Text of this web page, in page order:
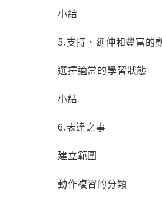
小結
5.支持、延伸和豐富的
選擇適當的學習狀態
小結
6.表達之事
建立範圍
動作複習的分類